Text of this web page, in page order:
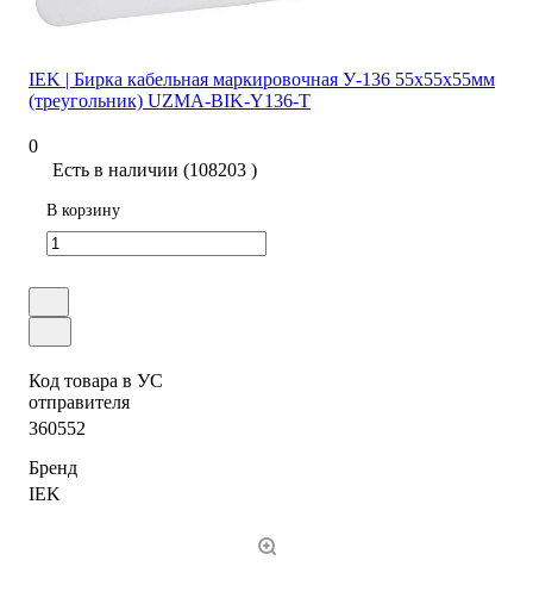
IEK | Бирка кабельная маркировочная У-136 55х55х55мм
(треугольник) UZMA-BIK-Y136-T
0
Есть в наличии (108203 )
В корзину
Код товара в УС
отправителя
360552
Бренд
IEK